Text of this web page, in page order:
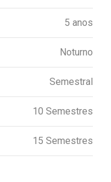
5 anos
Noturno
Semestral
10 Semestres
15 Semestres